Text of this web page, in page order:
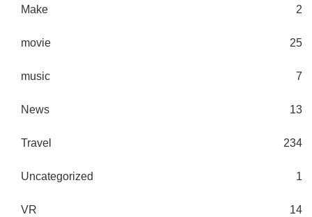
Make 2
movie 25
music 7
News 13
Travel 234
Uncategorized 1
VR 14